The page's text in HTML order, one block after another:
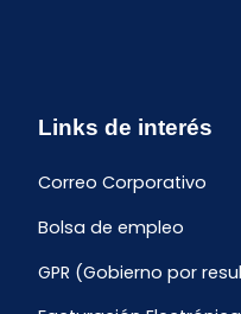
Links de interés
Correo Corporativo
Bolsa de empleo
GPR (Gobierno por